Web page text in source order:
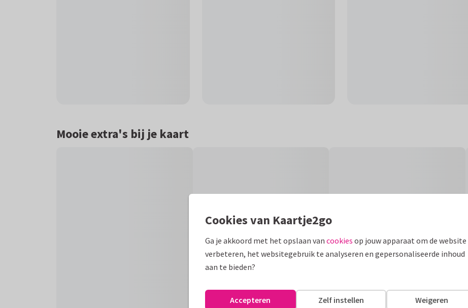
Mooie extra's bij je kaart
Cookies van Kaartje2go
Ga je akkoord met het opslaan van cookies op jouw apparaat om de
verbeteren, het websitegebruik te analyseren en gepersonaliseerde inhoud
aan te bieden?
Weigeren
Zelf instellen
Accepteren